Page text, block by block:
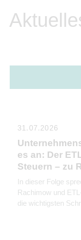
31.07.2026
es an: Der
Steuern – zu
In dieser Folge
Rachimow und
die wichtigsten
Kommunikation